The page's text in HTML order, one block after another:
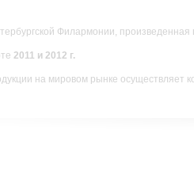
Филармонии,
2011 и 2012 г.
на мировом рынке осуществляет